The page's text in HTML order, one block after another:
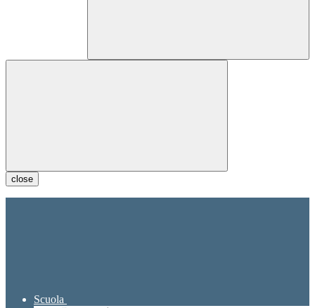
close
Scuola